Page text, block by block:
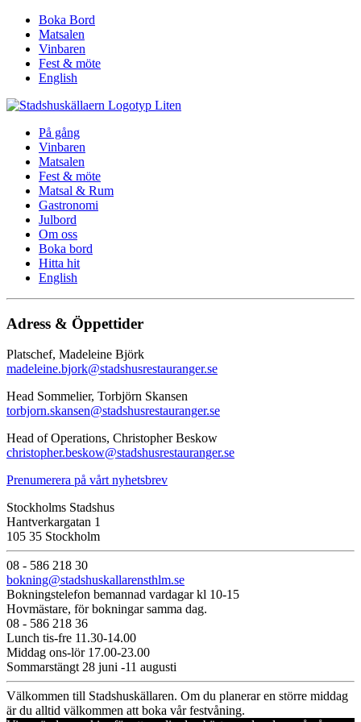
Boka Bord
Matsalen
Vinbaren
Fest & möte
English
På gång
Vinbaren
Matsalen
Fest & möte
Matsal & Rum
Gastronomi
Julbord
Om oss
Boka bord
Hitta hit
English
Adress & Öppettider
Platschef, Madeleine Björk
madeleine.bjork@stadshusrestauranger.se
Head Sommelier, Torbjörn Skansen
torbjorn.skansen@stadshusrestauranger.se
Head of Operations, Christopher Beskow
christopher.beskow@stadshusrestauranger.se
Prenumerera på vårt nyhetsbrev
Stockholms Stadshus
Hantverkargatan 1
105 35 Stockholm
08 - 586 218 30
bokning@stadshuskallarensthlm.se
Bokningstelefon bemannad vardagar kl 10-15
Hovmästare, för bokningar samma dag.
08 - 586 218 36
Lunch tis-fre 11.30-14.00
Middag ons-lör 17.00-23.00
Sommarstängt 28 juni -11 augusti
Välkommen till Stadshuskällaren. Om du planerar en större middag
är du alltid välkommen att boka vår festvåning.